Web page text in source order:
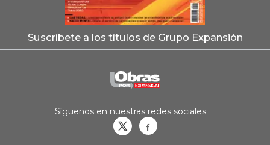
Suscríbete a los títulos de Grupo Expansión
Síguenos en nuestras redes sociales: